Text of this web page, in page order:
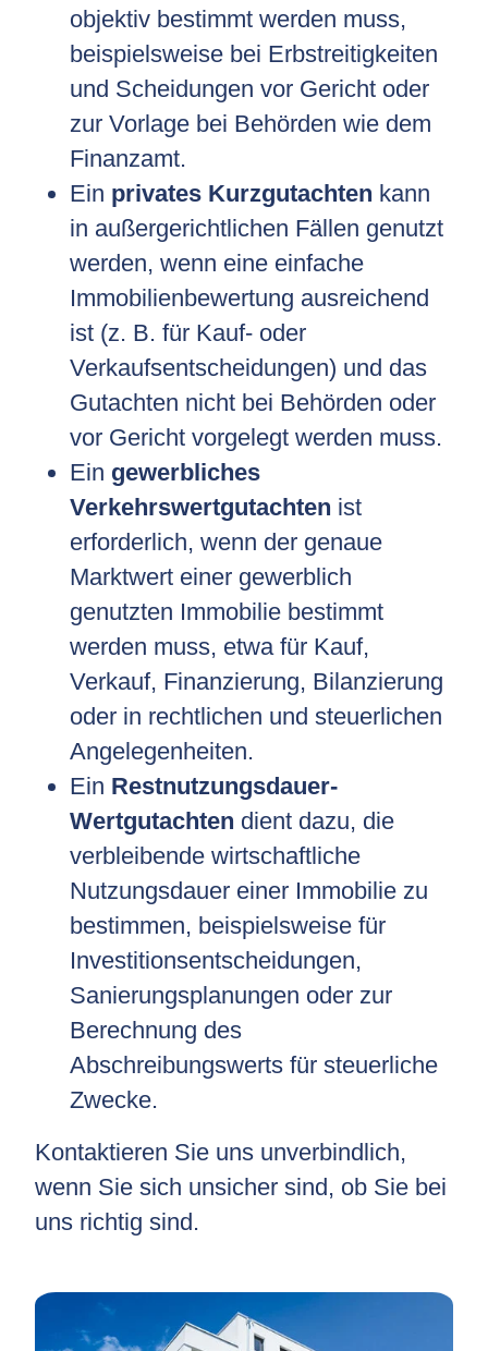
objektiv bestimmt werden muss,
beispielsweise bei Erbstreitigkeiten
und Scheidungen vor Gericht oder
zur Vorlage bei Behörden wie dem
Finanzamt.
Ein privates Kurzgutachten kann
in außergerichtlichen Fällen genutzt
werden, wenn eine einfache
Immobilienbewertung ausreichend
ist (z. B. für Kauf- oder
Verkaufsentscheidungen) und das
Gutachten nicht bei Behörden oder
vor Gericht vorgelegt werden muss.
Ein gewerbliches
Verkehrswertgutachten ist
erforderlich, wenn der genaue
Marktwert einer gewerblich
genutzten Immobilie bestimmt
werden muss, etwa für Kauf,
Verkauf, Finanzierung, Bilanzierung
oder in rechtlichen und steuerlichen
Angelegenheiten.
Ein Restnutzungsdauer-
Wertgutachten dient dazu, die
verbleibende wirtschaftliche
Nutzungsdauer einer Immobilie zu
bestimmen, beispielsweise für
Investitionsentscheidungen,
Sanierungsplanungen oder zur
Berechnung des
Abschreibungswerts für steuerliche
Zwecke.
Kontaktieren Sie uns unverbindlich,
wenn Sie sich unsicher sind, ob Sie bei
uns richtig sind.